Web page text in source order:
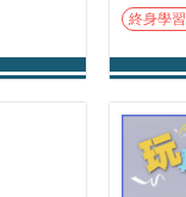
終身學